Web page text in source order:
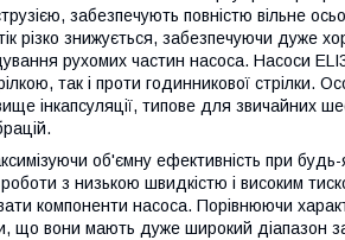
забезпечують повністю вільне
різко знижується, забезпечуючи дуже
рухомих частин насоса. Насоси
так і проти годинникової стрілки.
інкапсуляції, типове для звичайних
об'ємну ефективність при
з низькою швидкістю і високим
компоненти насоса. Порівнюючи
що вони мають дуже широкий діапазон